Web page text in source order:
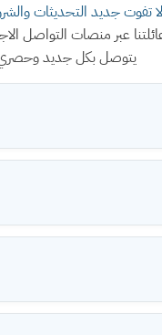
لا تفوت جديد التحديثات
عبر منصات التواصل
يتوصل بكل جديد